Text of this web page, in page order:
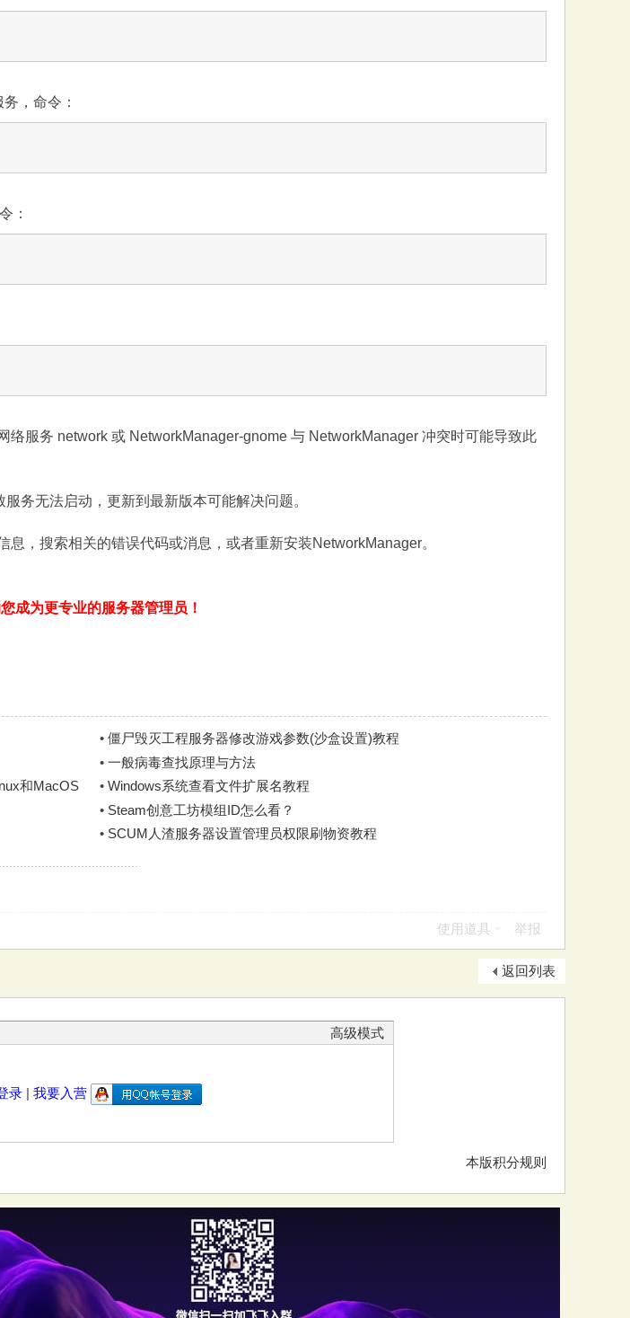
，命令：
：
服务 network 或 NetworkManager-gnome 与 NetworkManager 冲突时可能导致此
务无法启动，更新到最新版本可能解决问题。
，搜索相关的错误代码或消息，或者重新安装NetworkManager。
成为更专业的服务器管理员！
• 僵尸毁灭工程服务器修改游戏参数(沙盒设置)教程
• 一般病毒查找原理与方法
和MacOS • Windows系统查看文件扩展名教程
• Steam创意工坊模组ID怎么看？
• SCUM人渣服务器设置管理员权限刷物资教程
使用道具 举报
返回列表
高级模式
录 | 我要入营
本版积分规则